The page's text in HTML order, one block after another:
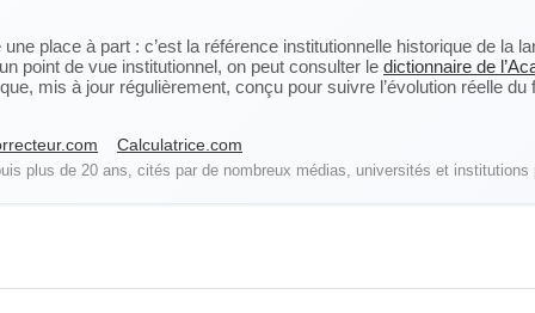
place à part : c’est la référence institutionnelle historique de la
point de vue institutionnel, on peut consulter le dictionnaire de
mis à jour régulièrement, conçu pour suivre l’évolution réelle
Calculatrice.com
plus de 20 ans, cités par de nombreux médias, universités et institutions